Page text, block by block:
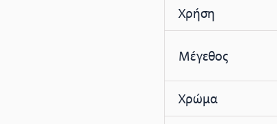
Χρήση
Μέγεθος
Χρώμα